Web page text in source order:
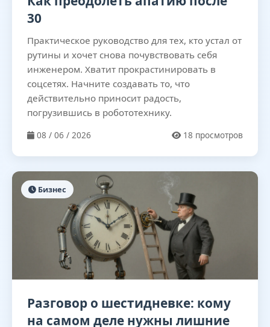
30
Практическое руководство для тех, кто устал от
рутины и хочет снова почувствовать себя
инженером. Хватит прокрастинировать в
соцсетях. Начните создавать то, что
действительно приносит радость,
погрузившись в робототехнику.
08 / 06 / 2026 18 просмотров
Бизнес
Разговор о шестидневке: кому
на самом деле нужны лишние